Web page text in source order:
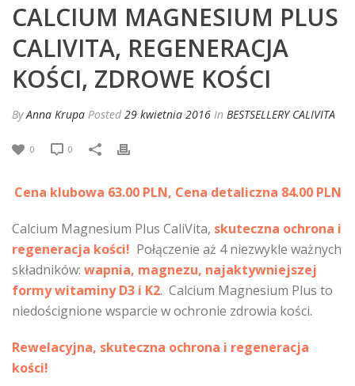
CALCIUM MAGNESIUM PLUS
CALIVITA, REGENERACJA
KOŚCI, ZDROWE KOŚCI
ByAnna Krupa Posted 29 kwietnia 2016 In BESTSELLERY CALIVITA
0 0
Cena klubowa 63.00 PLN, Cena detaliczna 84.00 PLN
Calcium Magnesium Plus CaliVita, skuteczna ochrona i
regeneracja kości! Połączenie aż 4 niezwykle ważnych
składników: wapnia, magnezu, najaktywniejszej
formy witaminy D3 i K2. Calcium Magnesium Plus to
niedoścignione wsparcie w ochronie zdrowia kości.
Rewelacyjna, skuteczna ochrona i regeneracja
kości!